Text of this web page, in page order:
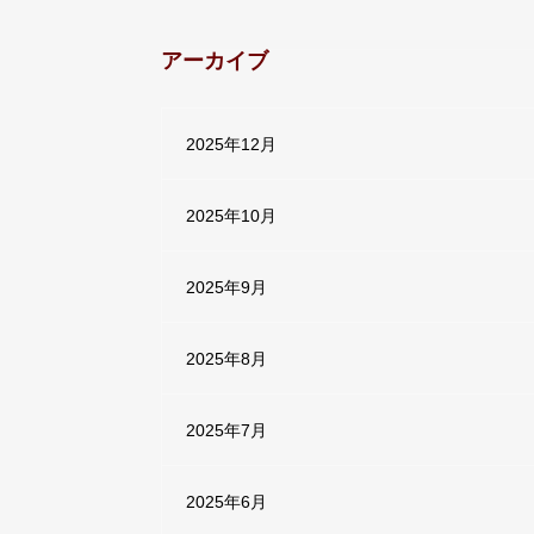
アーカイブ
2025年12月
2025年10月
2025年9月
2025年8月
2025年7月
2025年6月